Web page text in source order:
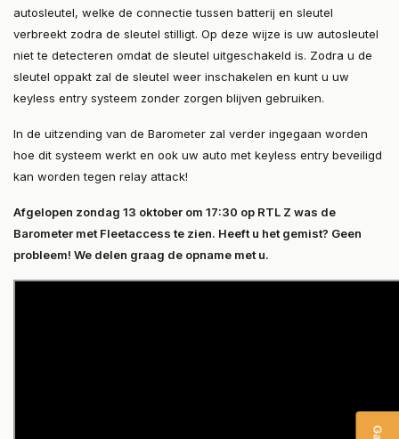
autosleutel, welke de connectie tussen batterij en sleutel
verbreekt zodra de sleutel stilligt. Op deze wijze is uw autosleutel
niet te detecteren omdat de sleutel uitgeschakeld is. Zodra u de
sleutel oppakt zal de sleutel weer inschakelen en kunt u uw
keyless entry systeem zonder zorgen blijven gebruiken.
In de uitzending van de Barometer zal verder ingegaan worden
hoe dit systeem werkt en ook uw auto met keyless entry beveiligd
kan worden tegen relay attack!
Afgelopen zondag 13 oktober om 17:30 op RTL Z was de
Barometer met Fleetaccess te zien. Heeft u het gemist? Geen
probleem! We delen graag de opname met u.